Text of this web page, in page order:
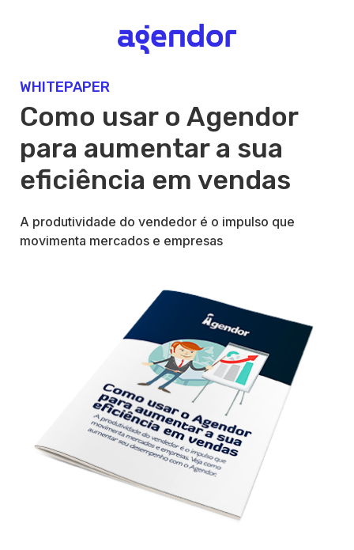
WHITEPAPER
Como usar o Agendor
para aumentar a sua
eficiência em vendas
A produtividade do vendedor é o impulso que
movimenta mercados e empresas